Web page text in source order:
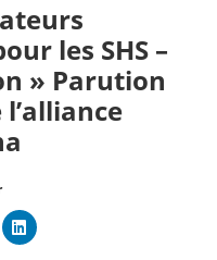
les SHS –
» Parution